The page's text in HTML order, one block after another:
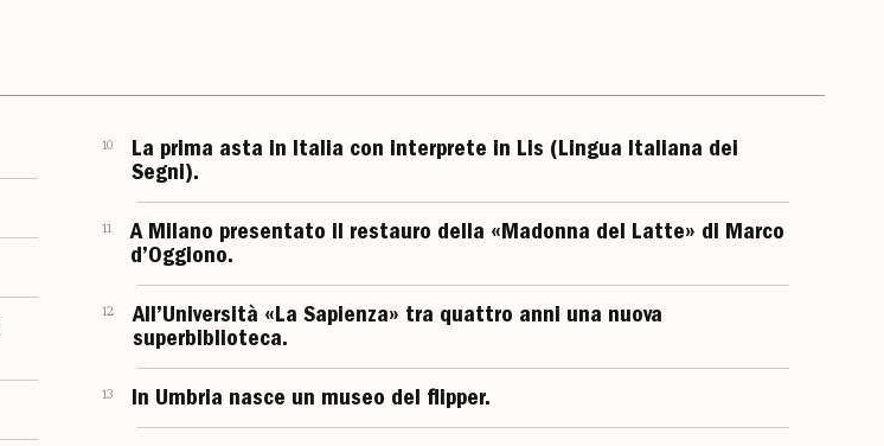
10
La prima asta in Italia con interprete in Lis (Lingua Italiana dei
Segni).
11
A Milano presentato il restauro della «Madonna del Latte» di Marco
d’Oggiono.
12
All’Università «La Sapienza» tra quattro anni una nuova
superbiblioteca.
13 In Umbria nasce un museo del flipper.